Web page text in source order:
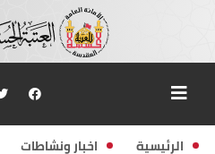
الرئيسية اخبار ونشاطات